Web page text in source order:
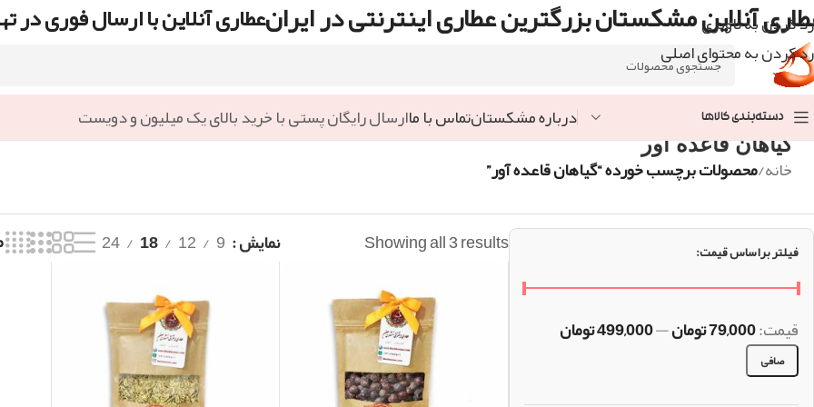
رد کردن به ناوبری
رد کردن به محتوای اصلی
آنلاین مشکستان بزرگترین عطاری اینترنتی در ایرانعطاری آنلاین با ارسال فوری در
دسته‌بندی کالاها درباره مشکستانتماس با ماارسال رایگان پستی با خرید بالای یک میلیون و دویست
گیاهان قاعده آور
خانه/محصولات برچسب خورده “گیاهان قاعده آور”
فیلتر براساس قیمت:
صافی
قيمت:79,000 تومان —499,000 تومان
Showing all 3 results نمایش 9
12
18
24